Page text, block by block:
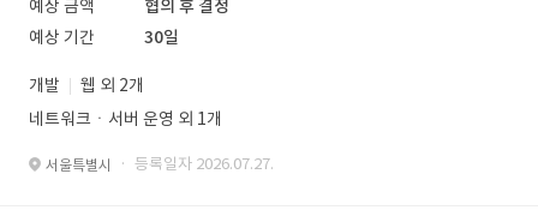
예상 금액
협의 후 결정
예상 기간
30일
개발
웹 외 2개
네트워크ㆍ서버 운영 외 1개
서울특별시 · 등록일자 2026.07.27.